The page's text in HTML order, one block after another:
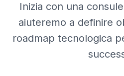
Inizia con una
aiuteremo a definire
roadmap tecnologica